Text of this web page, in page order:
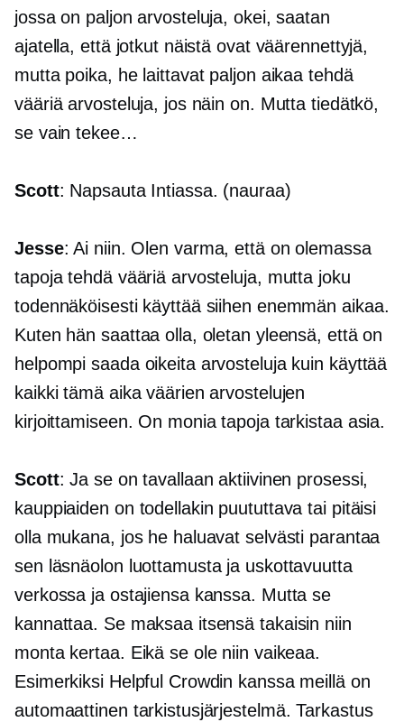
jossa on paljon arvosteluja, okei, saatan
ajatella, että jotkut näistä ovat väärennettyjä,
mutta poika, he laittavat paljon aikaa tehdä
vääriä arvosteluja, jos näin on. Mutta tiedätkö,
se vain tekee…
Scott: Napsauta Intiassa. (nauraa)
Jesse: Ai niin. Olen varma, että on olemassa
tapoja tehdä vääriä arvosteluja, mutta joku
todennäköisesti käyttää siihen enemmän aikaa.
Kuten hän saattaa olla, oletan yleensä, että on
helpompi saada oikeita arvosteluja kuin käyttää
kaikki tämä aika väärien arvostelujen
kirjoittamiseen. On monia tapoja tarkistaa asia.
Scott: Ja se on tavallaan aktiivinen prosessi,
kauppiaiden on todellakin puututtava tai pitäisi
olla mukana, jos he haluavat selvästi parantaa
sen läsnäolon luottamusta ja uskottavuutta
verkossa ja ostajiensa kanssa. Mutta se
kannattaa. Se maksaa itsensä takaisin niin
monta kertaa. Eikä se ole niin vaikeaa.
Esimerkiksi Helpful Crowdin kanssa meillä on
automaattinen tarkistusjärjestelmä. Tarkastus